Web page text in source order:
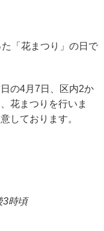
「花まつり」の日で
の4月7日、区内2か
花まつりを行いま
しております。
3時頃